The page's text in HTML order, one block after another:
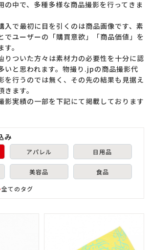
の中で、多種多様な商品撮影を行ってきま
入で最初に目を引くのは商品画像です、素
でユーザーの「購買意欲」「商品価値」を
。
りついた方々は素材力の必要性を十分に認
いと思われます。物撮り.jpの商品撮影代
を行うのでは無く、その先の結果も見据え
ます。
影実績の一部を下記にて掲載しております
み
アパレル 日用品
美容品 食品
全てのタグ